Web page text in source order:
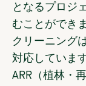
となるプロジ
むことができ
クリーニング
対応していま
ARR（植林・